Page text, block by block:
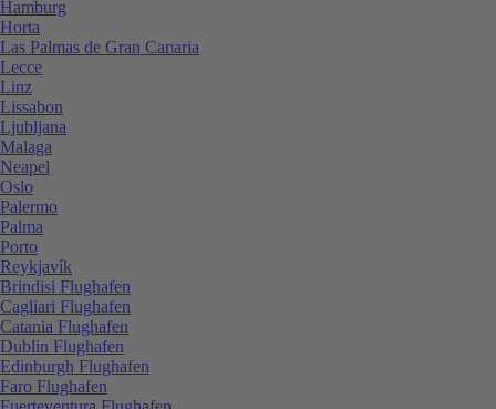
Hamburg
Horta
Las Palmas de Gran Canaria
Lecce
Linz
Lissabon
Ljubljana
Malaga
Neapel
Oslo
Palermo
Palma
Porto
Reykjavík
Brindisi Flughafen
Cagliari Flughafen
Catania Flughafen
Dublin Flughafen
Edinburgh Flughafen
Faro Flughafen